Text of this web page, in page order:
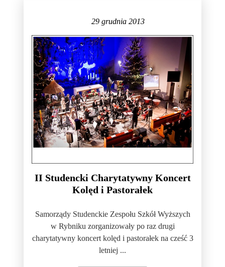
29 grudnia 2013
II Studencki Charytatywny Koncert
Kolęd i Pastorałek
Samorządy Studenckie Zespołu Szkół Wyższych
w Rybniku zorganizowały po raz drugi
charytatywny koncert kolęd i pastorałek na cześć 3
letniej ...